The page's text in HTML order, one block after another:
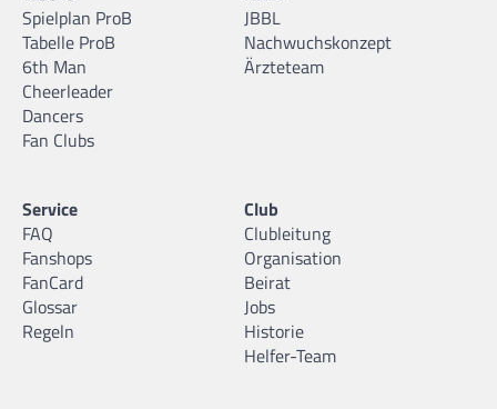
Spielplan ProB
Tabelle ProB
6th Man
Cheerleader
Dancers
Fan Clubs
JBBL
Nachwuchskonzept
Ärzteteam
Service
FAQ
Fanshops
FanCard
Glossar
Regeln
Club
Clubleitung
Organisation
Beirat
Jobs
Historie
Helfer-Team